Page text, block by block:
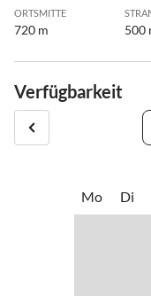
ORTSMITTE
720 m 500
Verfügbarkeit
Mo
Di